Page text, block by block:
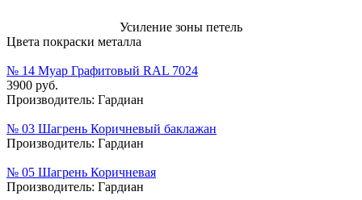
Усиление зоны петель
Цвета покраски металла
№ 14 Муар Графитовый RAL 7024
3900 руб.
Производитель: Гардиан
№ 03 Шагрень Коричневый баклажан
Производитель: Гардиан
№ 05 Шагрень Коричневая
Производитель: Гардиан